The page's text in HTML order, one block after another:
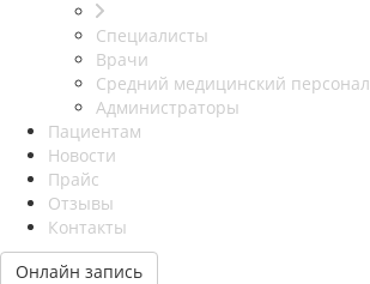
Специалисты
Врачи
Средний медицинский персонал
Администраторы
Пациентам
Новости
Прайс
Отзывы
Контакты
Онлайн запись